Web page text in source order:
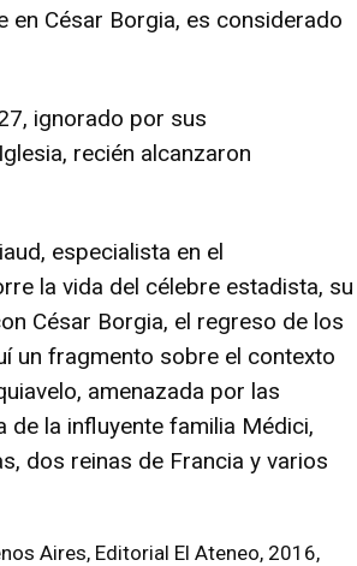
César Borgia, es considerado
ignorado por sus
recién alcanzaron
especialista en el
la vida del célebre estadista, su
César Borgia, el regreso de los
un fragmento sobre el contexto
amenazada por las
la influyente familia Médici,
dos reinas de Francia y varios
Aires, Editorial El Ateneo, 2016,